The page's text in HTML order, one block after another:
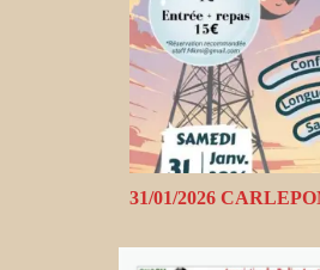
31/01/2026